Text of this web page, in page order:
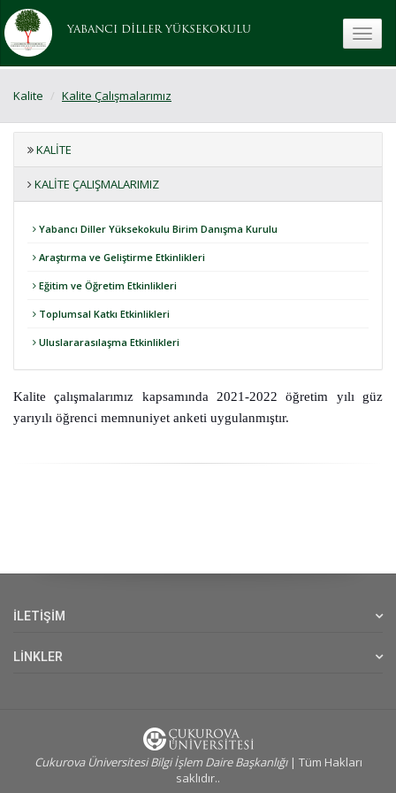
YABANCI DİLLER YÜKSEKOKULU
Kalite Kalite Çalışmalarımız
KALITE
KALITE ÇALIŞMALARIMIZ
Yabancı Diller Yüksekokulu Birim Danışma Kurulu
Araştırma ve Geliştirme Etkinlikleri
Eğitim ve Öğretim Etkinlikleri
Toplumsal Katkı Etkinlikleri
Uluslararasılaşma Etkinlikleri
Kalite çalışmalarımız kapsamında 2021-2022 öğretim yılı güz
yarıyılı öğrenci memnuniyet anketi uygulanmıştır.
İLETİŞİM
LİNKLER
Cukurova Üniversitesi Bilgi İşlem Daire Başkanlığı| Tüm Hakları
saklıdır..